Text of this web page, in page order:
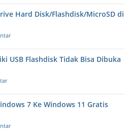
Hard Disk/Flashdisk/MicroSD di
USB Flashdisk Tidak Bisa Dibuka
7 Ke Windows 11 Gratis